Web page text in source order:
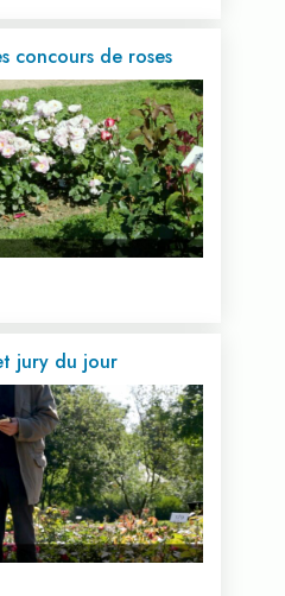
vidéo...
concours de roses
vidéo...
jury du jour